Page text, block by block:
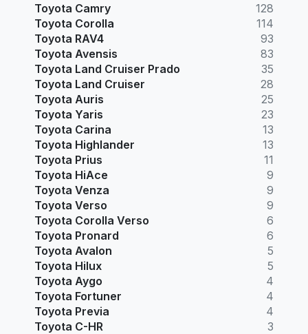
Toyota Camry
128
Toyota Corolla
114
Toyota RAV4
93
Toyota Avensis
83
Toyota Land Cruiser Prado
35
Toyota Land Cruiser
28
Toyota Auris
25
Toyota Yaris
23
Toyota Carina
13
Toyota Highlander
13
Toyota Prius
11
Toyota HiAce
9
Toyota Venza
9
Toyota Verso
9
Toyota Corolla Verso
6
Toyota Pronard
6
Toyota Avalon
5
Toyota Hilux
5
Toyota Aygo
4
Toyota Fortuner
4
Toyota Previa
4
Toyota C-HR
3